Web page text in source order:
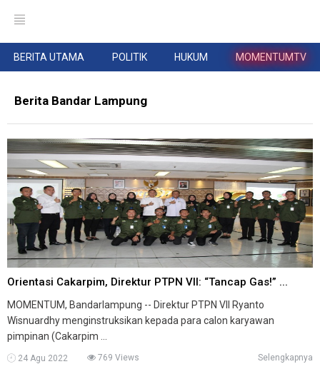
BERITA UTAMA POLITIK HUKUM MOMENTUMTV
Berita Bandar Lampung
Orientasi Cakarpim, Direktur PTPN VII: “Tancap Gas!” ...
MOMENTUM, Bandarlampung -- Direktur PTPN VII Ryanto
Wisnuardhy menginstruksikan kepada para calon karyawan
pimpinan (Cakarpim ...
24 Agu 2022 769 Views Selengkapnya